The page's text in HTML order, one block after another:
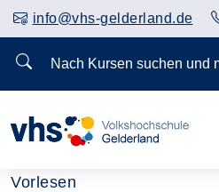
info@vhs-gelderland.de
Nach Kursen suchen und
Vorlesen